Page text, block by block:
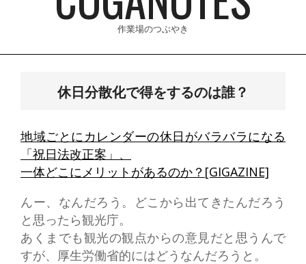
作業場のつぶやき
休日分散化で得をするのは誰？
地域ごとにカレンダーの休日がバラバラになる
「祝日法改正案」、
一体どこにメリットがあるのか？[GIGAZINE]
んー、なんだろう。どこから出てきたんだろう
と思ったら観光庁。
あくまでも観光の観点からの意見だと思うんで
すが、厚生労働省的にはどうなんだろうと。